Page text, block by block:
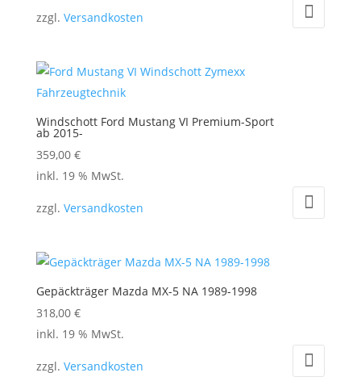
zzgl. Versandkosten
Windschott Ford Mustang VI Premium-Sport
ab 2015-
359,00 €
inkl. 19 % MwSt.
zzgl. Versandkosten
Gepäckträger Mazda MX-5 NA 1989-1998
318,00 €
inkl. 19 % MwSt.
zzgl. Versandkosten